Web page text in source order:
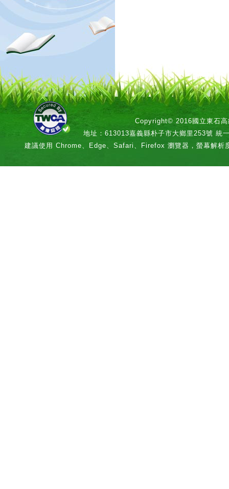
Copyright© 2016國立東石高
地址：613013嘉義縣朴子市大鄉里253號 統
建議使用 Chrome、Edge、Safari、Firefox 瀏覽器，螢幕解